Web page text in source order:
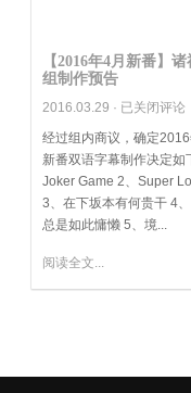
【2016年4月新番】
组制作预告
2016.03.29 · 【2016
4
新
已关闭评论
经过组内商议，确定2016
新番双语字幕制作决定如
Joker Game 2、Super
3、在下坂本有何贵干 4
总是如此慵懒 5、境...
阅读全文...